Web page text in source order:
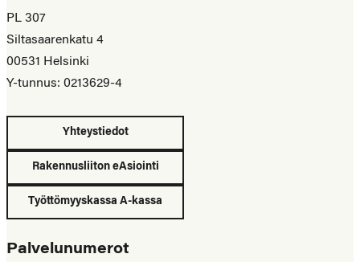
PL 307
Siltasaarenkatu 4
00531 Helsinki
Y-tunnus: 0213629-4
Yhteystiedot
Rakennusliiton eAsiointi
Työttömyyskassa A-kassa
Palvelunumerot